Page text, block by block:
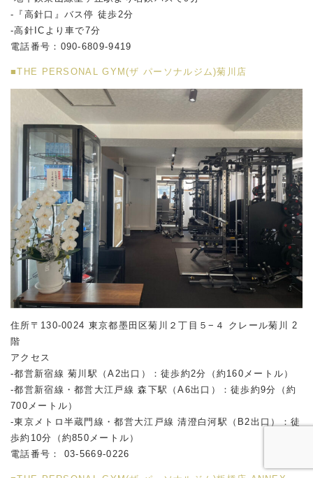
-『高針口』バス停 徒歩2分
-高針ICより車で7分
電話番号：090-6809-9419
■THE PERSONAL GYM(ザ パーソナルジム)菊川店
住所〒130-0024 東京都墨田区菊川２丁目５−４ クレール菊川 2
階
アクセス
-都営新宿線 菊川駅（A2出口）：徒歩約2分（約160メートル）
-都営新宿線・都営大江戸線 森下駅（A6出口）：徒歩約9分（約
700メートル）
-東京メトロ半蔵門線・都営大江戸線 清澄白河駅（B2出口）：徒
歩約10分（約850メートル）
電話番号： 03-5669-0226